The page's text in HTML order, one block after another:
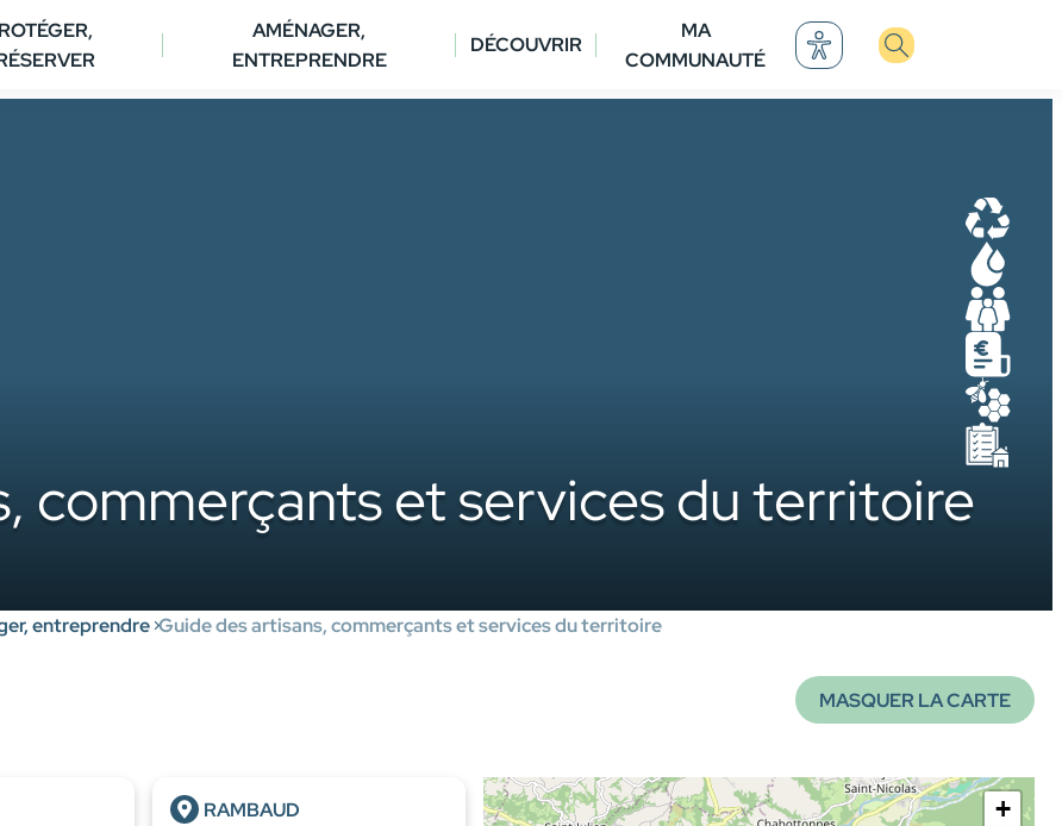
AMÉNAGER,
ENTREPRENDRE
DÉCOUVRIR
MA
COMMUNAUTÉ
commerçants et services du territoire
entreprendre Guide des artisans, commerçants et services du territoire
MASQUER LA CARTE
RAMBAUD
+